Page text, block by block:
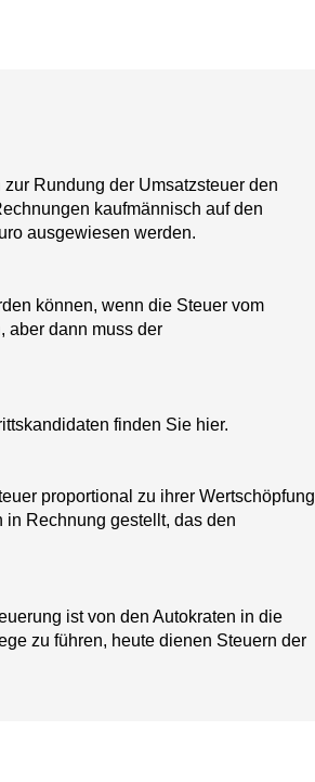
Rundung der Umsatzsteuer den
kaufmännisch auf den
ausgewiesen werden.
können, wenn die Steuer vom
aber dann muss der
finden Sie hier.
proportional zu ihrer Wertschöpfung
Rechnung gestellt, das den
ist von den Autokraten in die
zu führen, heute dienen Steuern der